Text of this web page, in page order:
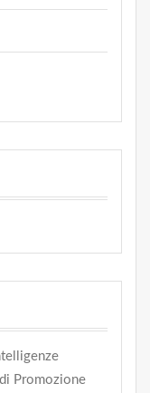
Promozione